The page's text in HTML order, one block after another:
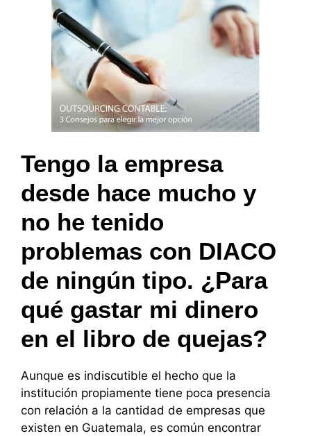
Tengo la empresa
desde hace mucho y
no he tenido
problemas con DIACO
de ningún tipo. ¿Para
qué gastar mi dinero
en el libro de quejas?
Aunque es indiscutible el hecho que la
institución propiamente tiene poca presencia
con relación a la cantidad de empresas que
existen en Guatemala, es común encontrar